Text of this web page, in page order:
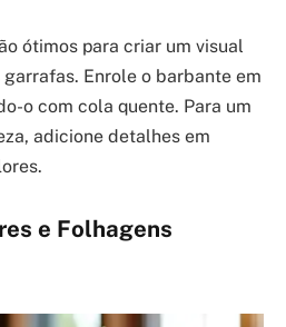
ótimos para criar um visual
Enrole o barbante em
o com cola quente. Para um
adicione detalhes em
e Folhagens